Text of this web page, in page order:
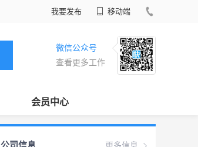
我要发布 移动端
微信公众号
查看更多工作
会员中心